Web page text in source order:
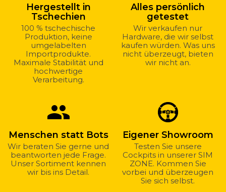
kaufen?
Hergestellt in
Tschechien
100 % tschechische
Produktion, keine
umgelabelten
Importprodukte.
Maximale Stabilität und
hochwertige
Verarbeitung.
Alles persönlich
getestet
Wir verkaufen nur
Hardware, die wir selbst
kaufen würden. Was uns
nicht überzeugt, bieten
wir nicht an.
group
Menschen statt Bots
Wir beraten Sie gerne und
beantworten jede Frage.
Unser Sortiment kennen
wir bis ins Detail.
Eigener Showroom
Testen Sie unsere
Cockpits in unserer SIM
ZONE. Kommen Sie
vorbei und überzeugen
Sie sich selbst.